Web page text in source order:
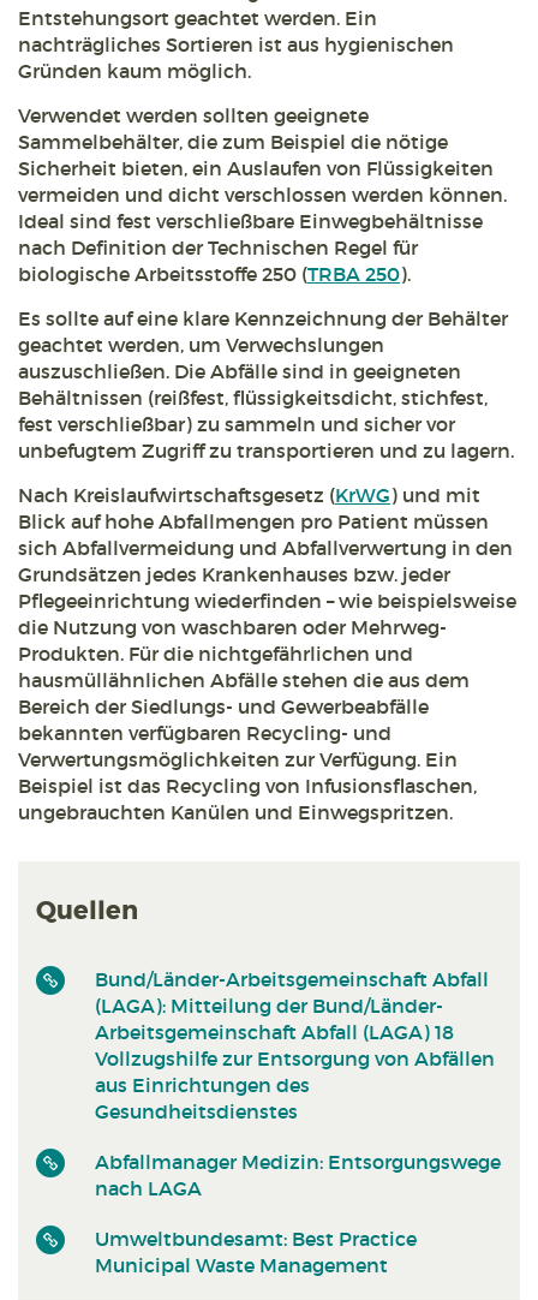
Entstehungsort geachtet werden. Ein
nachträgliches Sortieren ist aus hygienischen
Gründen kaum möglich.
Verwendet werden sollten geeignete
Sammelbehälter, die zum Beispiel die nötige
Sicherheit bieten, ein Auslaufen von Flüssigkeiten
vermeiden und dicht verschlossen werden können.
Ideal sind fest verschließbare Einwegbehältnisse
nach Definition der Technischen Regel für
biologische Arbeitsstoffe 250 (TRBA 250).
Es sollte auf eine klare Kennzeichnung der Behälter
geachtet werden, um Verwechslungen
auszuschließen. Die Abfälle sind in geeigneten
Behältnissen (reißfest, flüssigkeitsdicht, stichfest,
fest verschließbar) zu sammeln und sicher vor
unbefugtem Zugriff zu transportieren und zu lagern.
Nach Kreislaufwirtschaftsgesetz (KrWG) und mit
Blick auf hohe Abfallmengen pro Patient müssen
sich Abfallvermeidung und Abfallverwertung in den
Grundsätzen jedes Krankenhauses bzw. jeder
Pflegeeinrichtung wiederfinden – wie beispielsweise
die Nutzung von waschbaren oder Mehrweg-
Produkten. Für die nichtgefährlichen und
hausmüllähnlichen Abfälle stehen die aus dem
Bereich der Siedlungs- und Gewerbeabfälle
bekannten verfügbaren Recycling- und
Verwertungsmöglichkeiten zur Verfügung. Ein
Beispiel ist das Recycling von Infusionsflaschen,
ungebrauchten Kanülen und Einwegspritzen.
Quellen
Bund/Länder-Arbeitsgemeinschaft Abfall
(LAGA): Mitteilung der Bund/Länder-
Arbeitsgemeinschaft Abfall (LAGA) 18
Vollzugshilfe zur Entsorgung von Abfällen
aus Einrichtungen des
Gesundheitsdienstes
Abfallmanager Medizin: Entsorgungswege
nach LAGA
Umweltbundesamt: Best Practice
Municipal Waste Management